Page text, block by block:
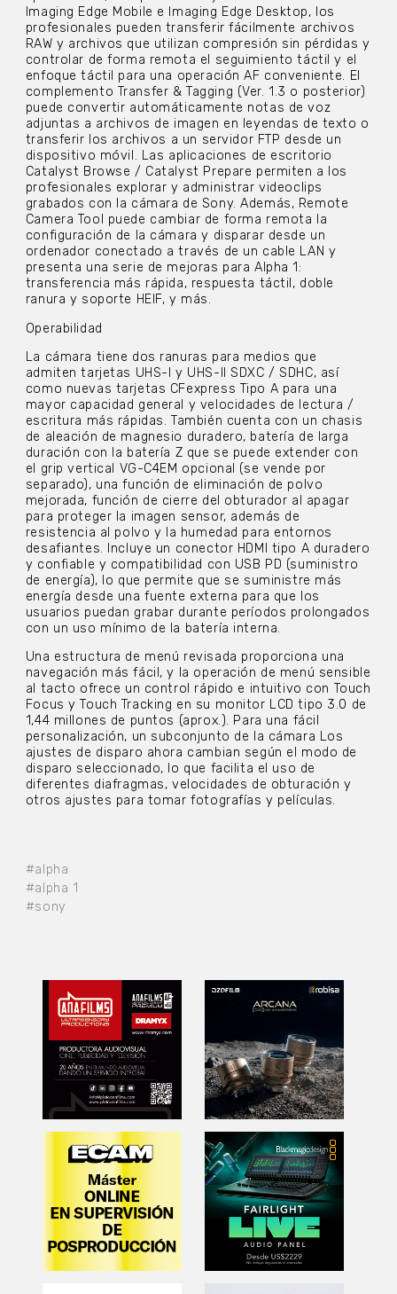
#alpha
#alpha 1
#sony
Imaging Edge Mobile e Imaging Edge Desktop, los
profesionales pueden transferir fácilmente archivos
RAW y archivos que utilizan compresión sin pérdidas y
controlar de forma remota el seguimiento táctil y el
enfoque táctil para una operación AF conveniente. El
complemento Transfer & Tagging (Ver. 1.3 o posterior)
puede convertir automáticamente notas de voz
adjuntas a archivos de imagen en leyendas de texto o
transferir los archivos a un servidor FTP desde un
dispositivo móvil. Las aplicaciones de escritorio
Catalyst Browse / Catalyst Prepare permiten a los
profesionales explorar y administrar videoclips
grabados con la cámara de Sony. Además, Remote
Camera Tool puede cambiar de forma remota la
configuración de la cámara y disparar desde un
ordenador conectado a través de un cable LAN y
presenta una serie de mejoras para Alpha 1:
transferencia más rápida, respuesta táctil, doble
ranura y soporte HEIF, y más.
Operabilidad
La cámara tiene dos ranuras para medios que
admiten tarjetas UHS-I y UHS-II SDXC / SDHC, así
como nuevas tarjetas CFexpress Tipo A para una
mayor capacidad general y velocidades de lectura /
escritura más rápidas. También cuenta con un chasis
de aleación de magnesio duradero, batería de larga
duración con la batería Z que se puede extender con
el grip vertical VG-C4EM opcional (se vende por
separado), una función de eliminación de polvo
mejorada, función de cierre del obturador al apagar
para proteger la imagen sensor, además de
resistencia al polvo y la humedad para entornos
desafiantes. Incluye un conector HDMI tipo A duradero
y confiable y compatibilidad con USB PD (suministro
de energía), lo que permite que se suministre más
energía desde una fuente externa para que los
usuarios puedan grabar durante períodos prolongados
con un uso mínimo de la batería interna.
Una estructura de menú revisada proporciona una
navegación más fácil, y la operación de menú sensible
al tacto ofrece un control rápido e intuitivo con Touch
Focus y Touch Tracking en su monitor LCD tipo 3.0 de
1,44 millones de puntos (aprox.). Para una fácil
personalización, un subconjunto de la cámara Los
ajustes de disparo ahora cambian según el modo de
disparo seleccionado, lo que facilita el uso de
diferentes diafragmas, velocidades de obturación y
otros ajustes para tomar fotografías y películas.